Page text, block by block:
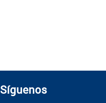
Síguenos